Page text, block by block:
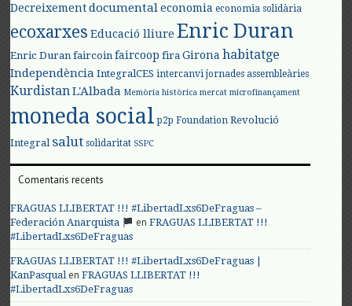
Decreixement documental economia economia solidària
ecoxarxes Educació lliure Enric Duran
Enric Duran faircoin faircoop fira Girona habitatge
Independència IntegralCES intercanvi jornades assembleàries
KurdistanL'Albada Memòria històrica mercat microfinançament
moneda social p2p Foundation Revolució
Integral salut solidaritat SSPC
Comentaris recents
FRAGUAS LLIBERTAT !!! #LibertadLxs6DeFraguas –
Federación Anarquista
enFRAGUAS LLIBERTAT !!!
#LibertadLxs6DeFraguas
FRAGUAS LLIBERTAT !!! #LibertadLxs6DeFraguas |
KanPasqualenFRAGUAS LLIBERTAT !!!
#LibertadLxs6DeFraguas